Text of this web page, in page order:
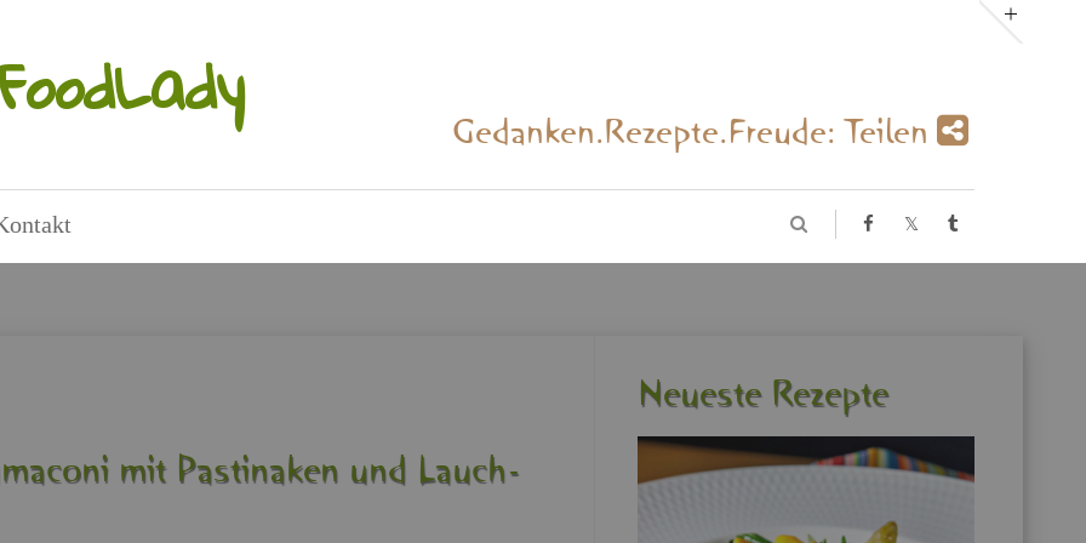
Ge­dan­ken.Re­zep­te.Freu­de: Tei­len
mit Pas­ti­na­ken und Lauch-
Neu­es­te Re­zep­te